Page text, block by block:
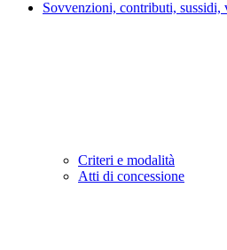
Sovvenzioni, contributi, sussidi,
Criteri e modalità
Atti di concessione